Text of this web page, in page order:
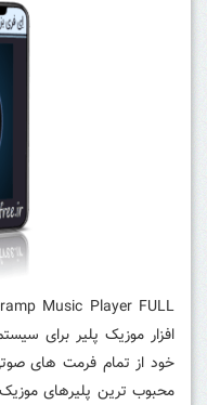
افزار موزیک پلیر برای
خود از تمام فرمت های
محبوب ترین پلیرهای